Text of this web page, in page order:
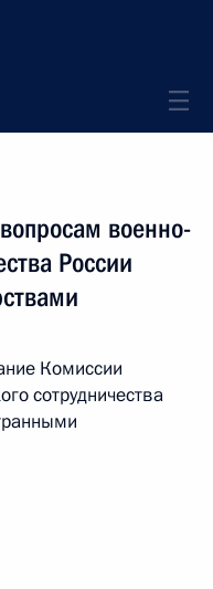
военно-
России
Комиссии
сотрудничества